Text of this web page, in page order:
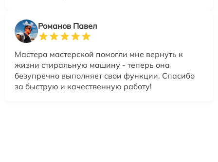
Романов Павел
Мастера мастерской помогли мне вернуть к
жизни стиральную машину - теперь она
безупречно выполняет свои функции. Спасибо
за быструю и качественную работу!